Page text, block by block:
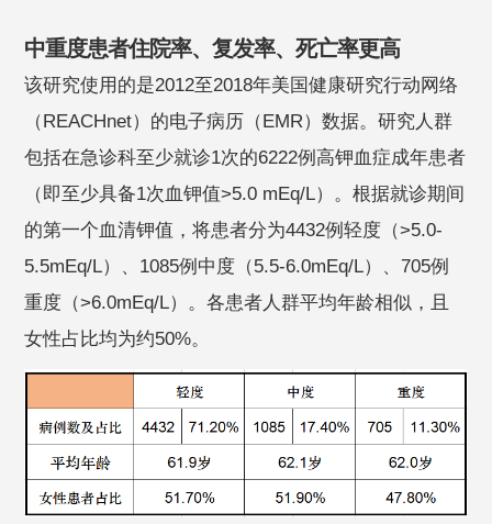
中重度患者住院率、复发率、死亡率更高
该研究使用的是2012至2018年美国健康研究行动网络
（REACHnet）的电子病历（EMR）数据。研究人群
包括在急诊科至少就诊1次的6222例高钾血症成年患者
（即至少具备1次血钾值>5.0 mEq/L）。根据就诊期间
的第一个血清钾值，将患者分为4432例轻度（>5.0-
5.5mEq/L）、1085例中度（5.5-6.0mEq/L）、705例
重度（>6.0mEq/L）。各患者人群平均年龄相似，且
女性占比均为约50%。